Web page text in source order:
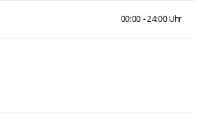
00:00 - 24:00 Uhr